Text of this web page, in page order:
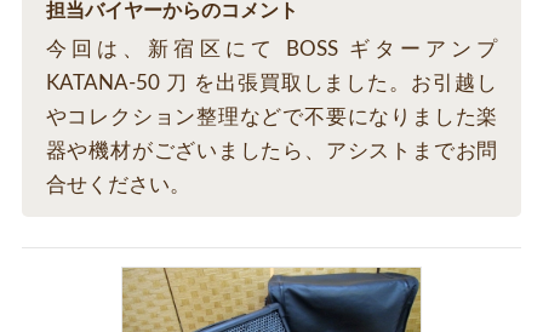
担当バイヤーからのコメント
今回は、新宿区にて BOSS ギターアンプ
KATANA-50 刀 を出張買取しました。お引越し
やコレクション整理などで不要になりました楽
器や機材がございましたら、アシストまでお問
合せください。